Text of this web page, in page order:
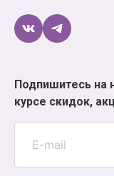
Подпишитесь на
курсе скидок,